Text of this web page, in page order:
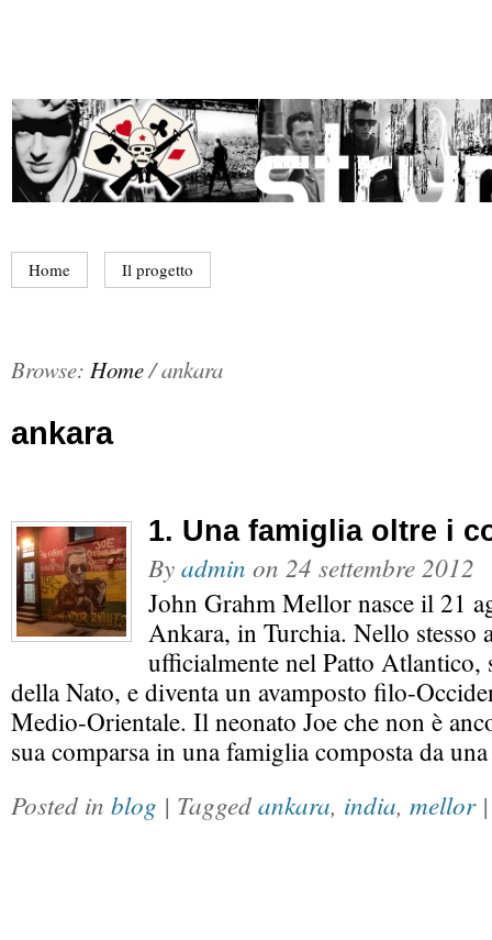
Home Il progetto
Browse: Home/ankara
ankara
1. Una famiglia oltre i
Byadmin on 24 settembre 2012
John Grahm Mellor nasce il 21
Ankara, in Turchia. Nello stesso
ufficialmente nel Patto Atlantico,
della Nato, e diventa un avamposto filo-
Medio-Orientale. Il neonato Joe che non è
sua comparsa in una famiglia composta da
Posted in blog | Taggedankara, india, mellor